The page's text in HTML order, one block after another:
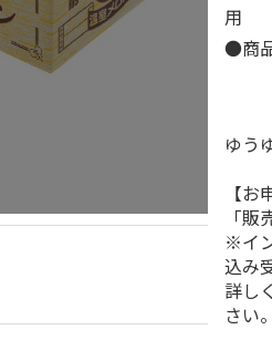
用
●商
ゆう
【お
「
※イ
込み
詳し
さい。